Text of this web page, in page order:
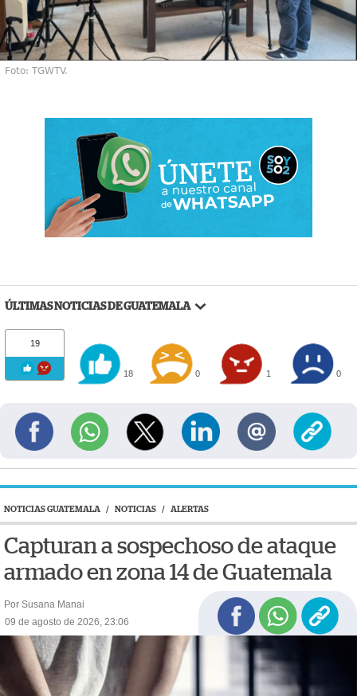
Foto: TGWTV.
ÚLTIMAS NOTICIAS DE GUATEMALA
19
18 0 1 0
NOTICIAS GUATEMALA / NOTICIAS / ALERTAS
Capturan a sospechoso de ataque
armado en zona 14 de Guatemala
Por Susana Manai
09 de agosto de 2026, 23:06